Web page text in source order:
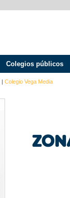
Colegios públicos
| Colegio Vega Media